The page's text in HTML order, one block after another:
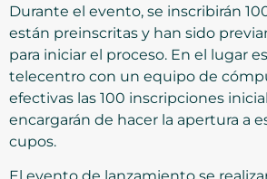
Durante el evento, se inscribirán
están preinscritas y han sido
para iniciar el proceso. En el lugar
telecentro con un equipo de
efectivas las 100 inscripciones
encargarán de hacer la apertura a
cupos.